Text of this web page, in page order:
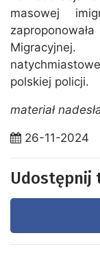
masowej
polskiej policji.
materiał
26-11-2024
Udostępnij